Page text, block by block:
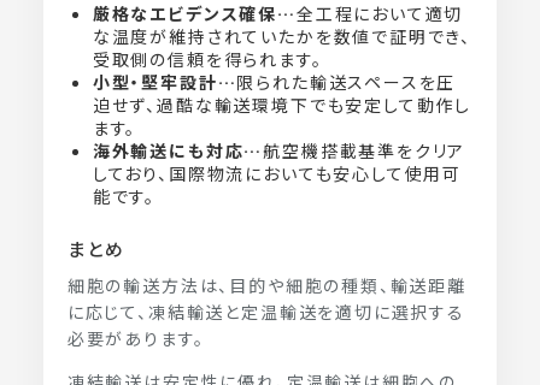
厳格なエビデンス確保…全工程において適切
な温度が維持されていたかを数値で証明でき、
受取側の信頼を得られます。
小型・堅牢設計…限られた輸送スペースを圧
迫せず、過酷な輸送環境下でも安定して動作し
ます。
海外輸送にも対応…航空機搭載基準をクリア
しており、国際物流においても安心して使用可
能です。
まとめ
細胞の輸送方法は、目的や細胞の種類、輸送距離
に応じて、凍結輸送と定温輸送を適切に選択する
必要があります。